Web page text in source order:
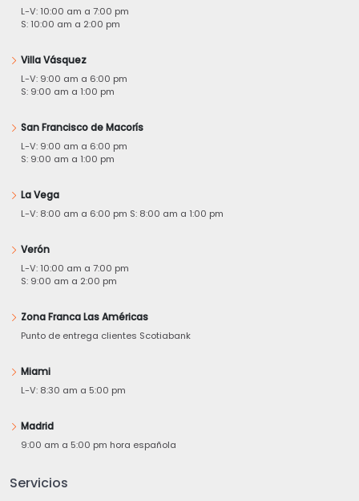
L-V: 10:00 am a 7:00 pm
S: 10:00 am a 2:00 pm
Villa Vásquez
L-V: 9:00 am a 6:00 pm
S: 9:00 am a 1:00 pm
San Francisco de Macorís
L-V: 9:00 am a 6:00 pm
S: 9:00 am a 1:00 pm
La Vega
L-V: 8:00 am a 6:00 pm S: 8:00 am a 1:00 pm
Verón
L-V: 10:00 am a 7:00 pm
S: 9:00 am a 2:00 pm
Zona Franca Las Américas
Punto de entrega clientes Scotiabank
Miami
L-V: 8:30 am a 5:00 pm
Madrid
9:00 am a 5:00 pm hora española
Servicios